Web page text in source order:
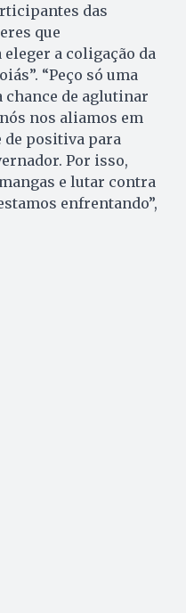
das
que
a coligação da
“Peço só uma
chance de aglutinar
nos aliamos em
positiva para
Por isso,
e lutar contra
enfrentando”,